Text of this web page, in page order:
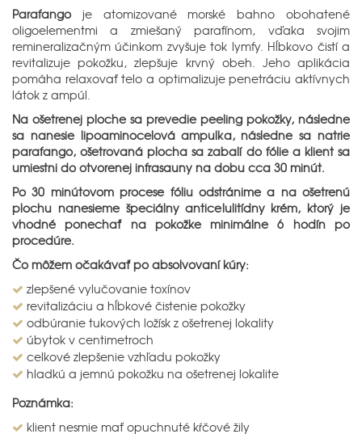
Parafango je atomizované morské bahno obohatené
oligoelementmi a zmiešaný parafínom, vďaka svojim
remineralizačným účinkom zvyšuje tok lymfy. Hĺbkovo čistí a
revitalizuje pokožku, zlepšuje krvný obeh. Jeho aplikácia
pomáha relaxovať telo a optimalizuje penetráciu aktívnych
látok z ampúl.
Na ošetrenej ploche sa prevedie peeling pokožky, následne
sa nanesie lipoaminocelová ampulka, následne sa natrie
parafango, ošetrovaná plocha sa zabalí do fólie a klient sa
umiestni do otvorenej infrasauny na dobu cca 30 minút.
Po 30 minútovom procese fóliu odstránime a na ošetrenú
plochu nanesieme špeciálny anticelulitídny krém, ktorý je
vhodné ponechať na pokožke minimálne 6 hodín po
procedúre.
Čo môžem očakávať po absolvovaní kúry:
zlepšené vylučovanie toxínov
revitalizáciu a hĺbkové čistenie pokožky
odbúranie tukových ložísk z ošetrenej lokality
úbytok v centimetroch
celkové zlepšenie vzhľadu pokožky
hladkú a jemnú pokožku na ošetrenej lokalite
Poznámka:
klient nesmie mať opuchnuté kŕčové žily